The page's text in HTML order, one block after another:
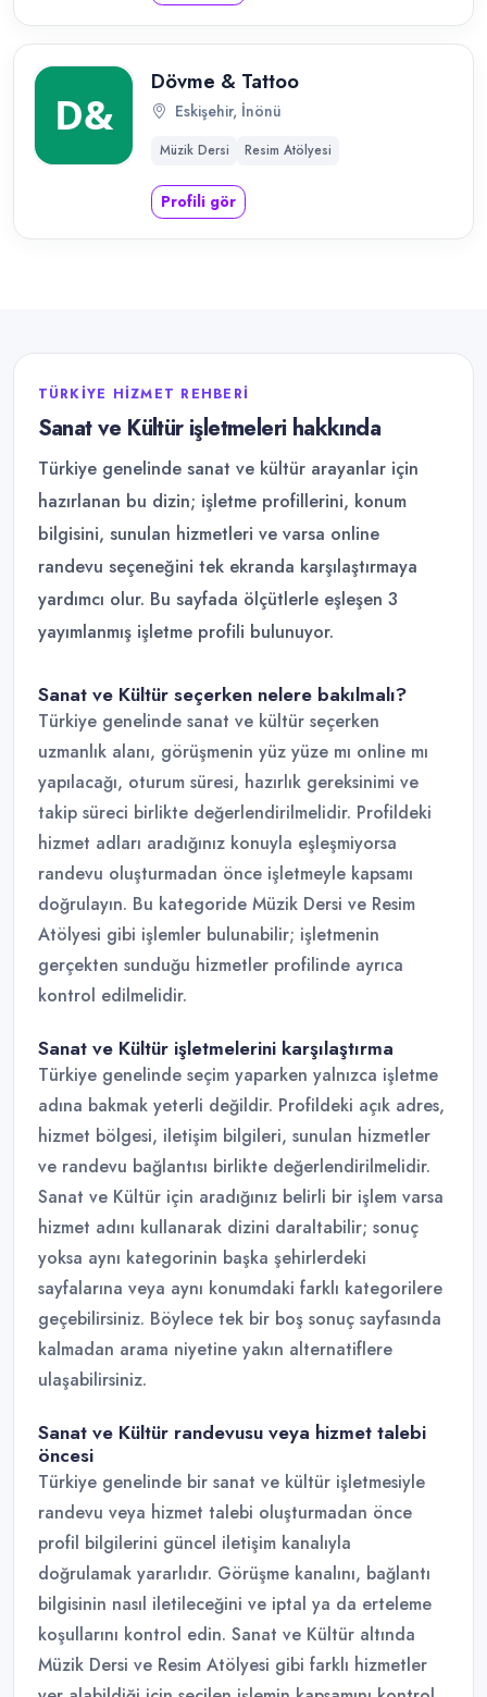
Dövme & Tattoo
Eskişehir, İnönü
Müzik Dersi Resim Atölyesi
Profili gör
TÜRKIYE HIZMET REHBERI
Sanat ve Kültür işletmeleri hakkında
Türkiye genelinde sanat ve kültür arayanlar için
hazırlanan bu dizin; işletme profillerini, konum
bilgisini, sunulan hizmetleri ve varsa online
randevu seçeneğini tek ekranda karşılaştırmaya
yardımcı olur. Bu sayfada ölçütlerle eşleşen 3
yayımlanmış işletme profili bulunuyor.
Sanat ve Kültür seçerken nelere bakılmalı?
Türkiye genelinde sanat ve kültür seçerken
uzmanlık alanı, görüşmenin yüz yüze mı online mı
yapılacağı, oturum süresi, hazırlık gereksinimi ve
takip süreci birlikte değerlendirilmelidir. Profildeki
hizmet adları aradığınız konuyla eşleşmiyorsa
randevu oluşturmadan önce işletmeyle kapsamı
doğrulayın. Bu kategoride Müzik Dersi ve Resim
Atölyesi gibi işlemler bulunabilir; işletmenin
gerçekten sunduğu hizmetler profilinde ayrıca
kontrol edilmelidir.
Sanat ve Kültür işletmelerini karşılaştırma
Türkiye genelinde seçim yaparken yalnızca işletme
adına bakmak yeterli değildir. Profildeki açık adres,
hizmet bölgesi, iletişim bilgileri, sunulan hizmetler
ve randevu bağlantısı birlikte değerlendirilmelidir.
Sanat ve Kültür için aradığınız belirli bir işlem varsa
hizmet adını kullanarak dizini daraltabilir; sonuç
yoksa aynı kategorinin başka şehirlerdeki
sayfalarına veya aynı konumdaki farklı kategorilere
geçebilirsiniz. Böylece tek bir boş sonuç sayfasında
kalmadan arama niyetine yakın alternatiflere
ulaşabilirsiniz.
Sanat ve Kültür randevusu veya hizmet talebi
öncesi
Türkiye genelinde bir sanat ve kültür işletmesiyle
randevu veya hizmet talebi oluşturmadan önce
profil bilgilerini güncel iletişim kanalıyla
doğrulamak yararlıdır. Görüşme kanalını, bağlantı
bilgisinin nasıl iletileceğini ve iptal ya da erteleme
koşullarını kontrol edin. Sanat ve Kültür altında
Müzik Dersi ve Resim Atölyesi gibi farklı hizmetler